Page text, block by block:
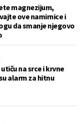
magnezijum,
ove namirnice i
da smanje njegovo
na srce i krvne
alarm za hitnu